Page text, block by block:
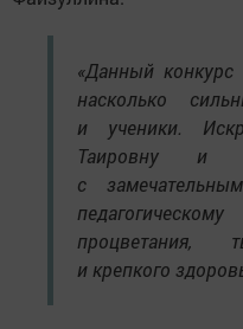
«Данный
насколько
и ученики.
Таировну
с
процветания,
и крепкого